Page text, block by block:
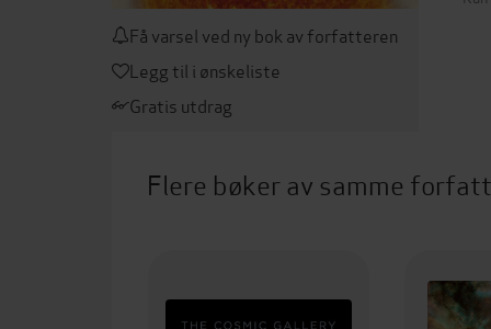
Få varsel ved ny bok av forfatteren
Legg til i ønskeliste
Gratis utdrag
Flere bøker av samme